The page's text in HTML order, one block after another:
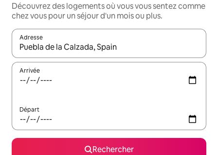
Découvrez des logements où vous vous sentez comme
chez vous pour un séjour d'un mois ou plus.
Adresse
Lorsque les résultats s'affichent, utilisez les flèches vers le
Arrivée
Départ
Rechercher